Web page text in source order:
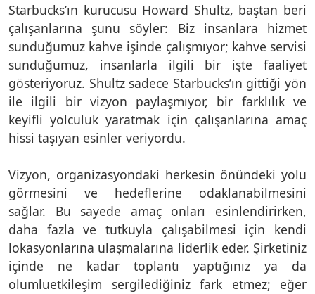
Starbucks’ın kurucusu Howard Shultz, baştan beri
çalışanlarına şunu söyler: Biz insanlara hizmet
sunduğumuz kahve işinde çalışmıyor; kahve servisi
sunduğumuz, insanlarla ilgili bir işte faaliyet
gösteriyoruz. Shultz sadece Starbucks’ın gittiği yön
ile ilgili bir vizyon paylaşmıyor, bir farklılık ve
keyifli yolculuk yaratmak için çalışanlarına amaç
hissi taşıyan esinler veriyordu.
Vizyon, organizasyondaki herkesin önündeki yolu
görmesini ve hedeflerine odaklanabilmesini
sağlar. Bu sayede amaç onları esinlendirirken,
daha fazla ve tutkuyla çalışabilmesi için kendi
lokasyonlarına ulaşmalarına liderlik eder. Şirketiniz
içinde ne kadar toplantı yaptığınız ya da
olumluetkileşim sergilediğiniz fark etmez; eğer